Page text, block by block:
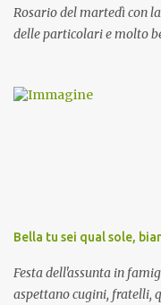
Rosario del martedì con
delle particolari e molto
preghiera.
Bella tu sei qual sole,
Festa dell'assunta in
aspettano cugini, fratelli,